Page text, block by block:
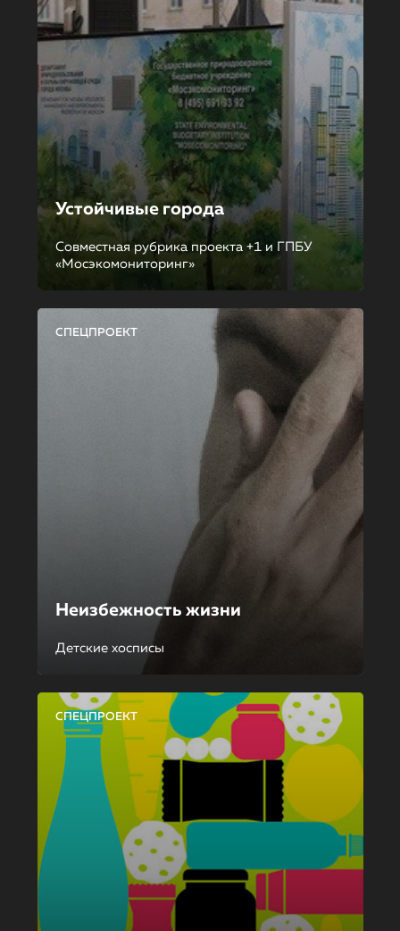
Устойчивые города
Совместная рубрика проекта +1 и ГПБУ
«Мосэкомониторинг»
СПЕЦПРОЕКТ
Неизбежность жизни
Детские хосписы
СПЕЦПРОЕКТ